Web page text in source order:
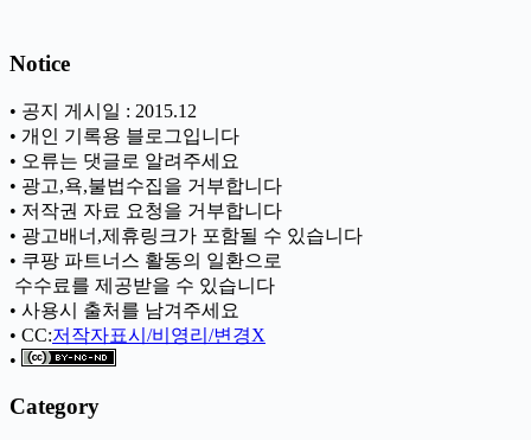
Notice
• 공지 게시일 : 2015.12
• 개인 기록용 블로그입니다
• 오류는 댓글로 알려주세요
• 광고,욕,불법수집을 거부합니다
• 저작권 자료 요청을 거부합니다
• 광고배너,제휴링크가 포함될 수 있습니다
• 쿠팡 파트너스 활동의 일환으로
ㅤ 수수료를 제공받을 수 있습니다
• 사용시 출처를 남겨주세요
• CC:저작자표시/비영리/변경X
•
Category